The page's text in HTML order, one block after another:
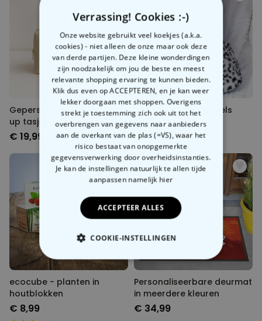
Gepersonaliseerd make-
up tasje met monogram
€ 19,99
Verwarmde pantoffels
voor de magnetron
€ 24,99
ecocube - planten in
houtblokken
€ 8,99
Personaliseerbare deurmat
in meerdere kleuren
€ 34,99
Verrassing! Cookies :-)
Onze website gebruikt veel koekjes (a.k.a.
cookies) - niet alleen de onze maar ook deze
van derde partijen. Deze kleine wonderdingen
zijn noodzakelijk om jou de beste en meest
relevante shopping ervaring te kunnen bieden.
Klik dus even op ACCEPTEREN, en je kan weer
lekker doorgaan met shoppen. Overigens
strekt je toestemming zich ook uit tot het
overbrengen van gegevens naar aanbieders
aan de overkant van de plas (=VS), waar het
risico bestaat van onopgemerkte
gegevensverwerking door overheidsinstanties.
Je kan de instellingen natuurlijk te allen tijde
aanpassen namelijk hier
ACCEPTEER ALLES
COOKIE-INSTELLINGEN
NOODZAKELIJK
PERFORMANCE